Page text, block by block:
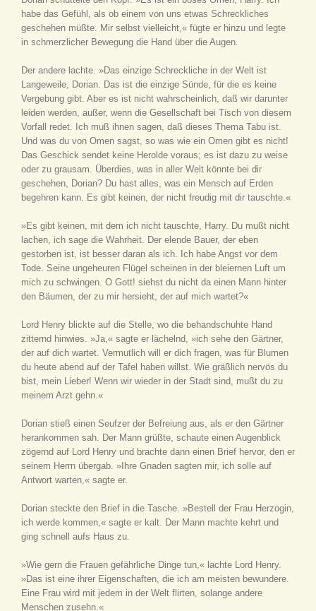
habe das Gefühl, als ob einem von uns etwas Schreckliches
geschehen müßte. Mir selbst vielleicht,« fügte er hinzu und legte
in schmerzlicher Bewegung die Hand über die Augen.
Der andere lachte. »Das einzige Schreckliche in der Welt ist
Langeweile, Dorian. Das ist die einzige Sünde, für die es keine
Vergebung gibt. Aber es ist nicht wahrscheinlich, daß wir darunter
leiden werden, außer, wenn die Gesellschaft bei Tisch von diesem
Vorfall redet. Ich muß ihnen sagen, daß dieses Thema Tabu ist.
Und was du von Omen sagst, so was wie ein Omen gibt es nicht!
Das Geschick sendet keine Herolde voraus; es ist dazu zu weise
oder zu grausam. Überdies, was in aller Welt könnte bei dir
geschehen, Dorian? Du hast alles, was ein Mensch auf Erden
begehren kann. Es gibt keinen, der nicht freudig mit dir tauschte.«
»Es gibt keinen, mit dem ich nicht tauschte, Harry. Du mußt nicht
lachen, ich sage die Wahrheit. Der elende Bauer, der eben
gestorben ist, ist besser daran als ich. Ich habe Angst vor dem
Tode. Seine ungeheuren Flügel scheinen in der bleiernen Luft um
mich zu schwingen. O Gott! siehst du nicht da einen Mann hinter
den Bäumen, der zu mir hersieht, der auf mich wartet?«
Lord Henry blickte auf die Stelle, wo die behandschuhte Hand
zitternd hinwies. »Ja,« sagte er lächelnd, »ich sehe den Gärtner,
der auf dich wartet. Vermutlich will er dich fragen, was für Blumen
du heute abend auf der Tafel haben willst. Wie gräßlich nervös du
bist, mein Lieber! Wenn wir wieder in der Stadt sind, mußt du zu
meinem Arzt gehn.«
Dorian stieß einen Seufzer der Befreiung aus, als er den Gärtner
herankommen sah. Der Mann grüßte, schaute einen Augenblick
zögernd auf Lord Henry und brachte dann einen Brief hervor, den er
seinem Herrn übergab. »Ihre Gnaden sagten mir, ich solle auf
Antwort warten,« sagte er.
Dorian steckte den Brief in die Tasche. »Bestell der Frau Herzogin,
ich werde kommen,« sagte er kalt. Der Mann machte kehrt und
ging schnell aufs Haus zu.
»Wie gern die Frauen gefährliche Dinge tun,« lachte Lord Henry.
»Das ist eine ihrer Eigenschaften, die ich am meisten bewundere.
Eine Frau wird mit jedem in der Welt flirten, solange andere
Menschen zusehn.«